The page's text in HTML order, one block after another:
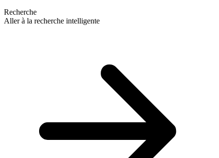
Recherche
Aller à la recherche intelligente